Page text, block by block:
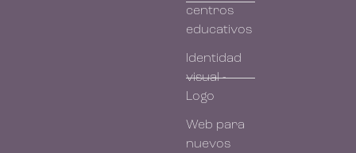
centros
educativos
Identidad
visual -
Logo
Web para
nuevos